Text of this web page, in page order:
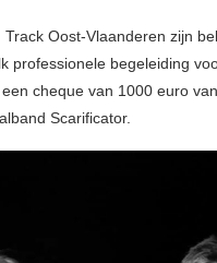
Oost-Vlaanderen zijn
professionele begeleiding
cheque van 1000 euro
Scarificator.